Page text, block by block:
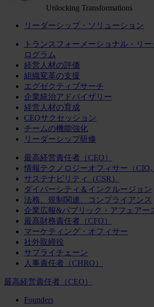
Unlocking Transformations
リーダーシップ・ソリューション
トランスフォーメーショナル・リ
ログラム
経営人材の評価
組織変革の支援
エグゼクティブサーチ
企業統治アドバイザリー
経営人材の育成
CEOサクセッション
チームの機能強化
リーダーシップ研修
最高経営責任者（CEO）
情報テクノロジーオフィサー（CIO,
サステナビリティ（CSR）
ダイバーシティ＆インクルージョン
法務、規制関連、コンプライアンス
企業広報&パブリック・アフェアー
最高財務責任者（CFO）
マーケティング・オフィサー
社外取締役
サプライチェーン
人事責任者（CHRO）
最高経営責任者（CEO）
Founders